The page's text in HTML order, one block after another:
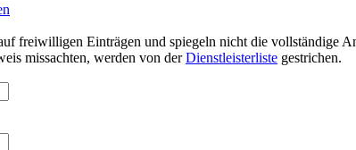
freiwilligen Einträgen und spiegeln nicht die vollständige
missachten, werden von derDienstleisterliste gestrichen.